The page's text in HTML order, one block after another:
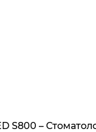
S800 –